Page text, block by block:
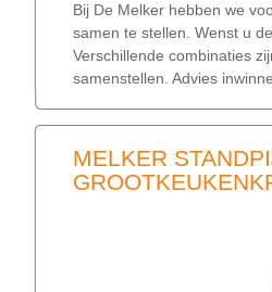
Bij De Melker hebben we
samen te stellen. Wenst u
Verschillende combinaties
samenstellen. Advies
MELKER